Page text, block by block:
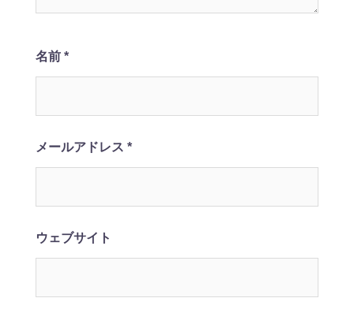
名前 *
メールアドレス *
ウェブサイト